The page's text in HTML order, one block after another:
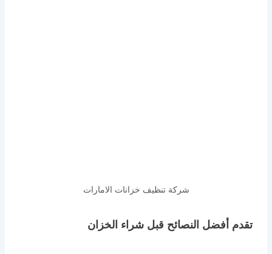
شركة تنظيف خزانات الامارات
تقدم أفضل النصائح قبل شراء الخزان